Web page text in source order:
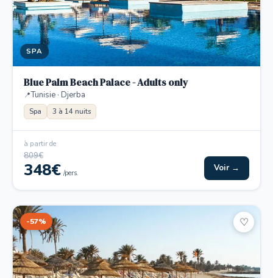
SPA
Blue Palm Beach Palace - Adults only
Tunisie · Djerba
Spa 3 à 14 nuits
à partir de
809€
348€ /pers. Voir →
-57% ♡